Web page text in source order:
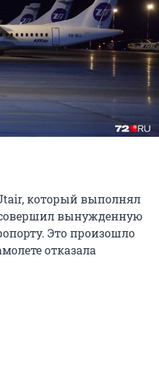
который выполнял
вынужденную
Это произошло
отказала